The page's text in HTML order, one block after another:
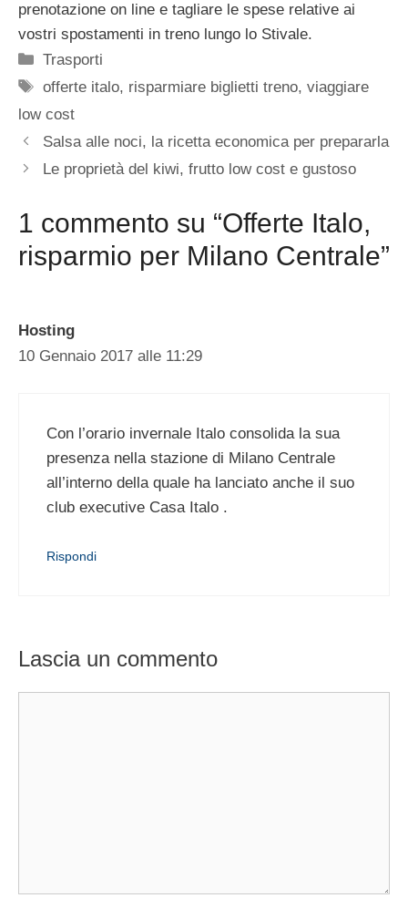
prenotazione on line e tagliare le spese relative ai
vostri spostamenti in treno lungo lo Stivale.
Categorie
Trasporti
Tag
offerte italo, risparmiare biglietti treno,viaggiare
low cost
Salsa alle noci, la ricetta economica per prepararla
Le proprietà del kiwi, frutto low cost e gustoso
1 commento su “Offerte Italo,
risparmio per Milano Centrale”
Hosting
10 Gennaio 2017 alle 11:29
Con l’orario invernale Italo consolida la sua
presenza nella stazione di Milano Centrale
all’interno della quale ha lanciato anche il suo
club executive Casa Italo .
Rispondi
Lascia un commento